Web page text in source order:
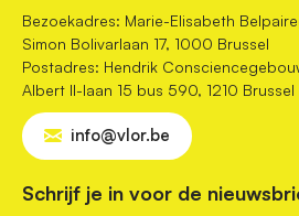
Bezoekadres: Marie-Elisabeth
Simon Bolivarlaan 17, 1000 Brussel
Postadres: Hendrik
Albert II-laan 15 bus 590, 1210 Brussel
info@vlor.be
Schrijf je in voor de